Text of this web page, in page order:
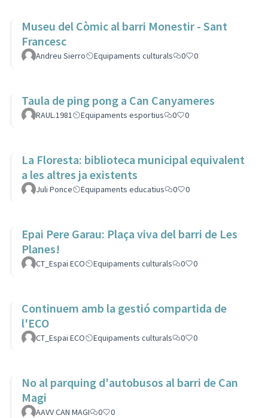
Museu del Còmic al barri Monestir - Sant
Francesc
Andreu Sierro Equipaments culturals 0 0
Taula de ping pong a Can Canyameres
RAUL.1981 Equipaments esportius 0 0
La Floresta: biblioteca municipal equivalent
a les altres ja existents
Juli Ponce Equipaments educatius 0 0
Epai Pere Garau: Plaça viva del barri de Les
Planes!
CT_Espai ECO Equipaments culturals 0 0
Continuem amb la gestió compartida de
l'ECO
CT_Espai ECO Equipaments culturals 0 0
No al parquing d'autobusos al barri de Can
Magi
AAVV CAN MAGI 0 0